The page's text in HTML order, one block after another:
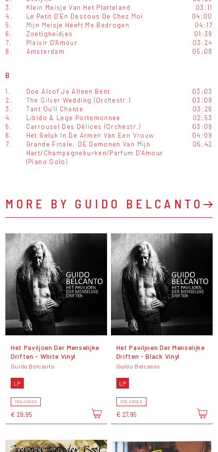
3.
Klein Meisje Van Het Platteland
03:11
4.
Le Petit D'En Dessous De Chez Moi
04:00
5.
Mijn Meisje Heeft Me Bedrogen
04:17
6.
Zoetigheidjes
01:39
7.
Plaisir D'Amour
03:24
8.
Amsterdam 05:08
B
1. Doe Alsof Je Alleen Bent
03:03
2.
The Silver Wedding (Orchestr.)
03:09
3.
Tant Qu'Il Chante
03:26
4.
Libido & Lege Portemonnee
02:53
5.
Carrousel Des Délices (Orchestr.)
03:09
6.
Het Geluk In De Armen Van Een Vrouw
04:09
7.
Grande Finale: DE Demonen Van Mijn
Hart/Champagnekurken/Parfum D'Amour
(Piano Solo)
05:42
MORE BY GUIDO BELCANTO
Het Paviljoen Der Menselijke
Driften - White Vinyl
Guido Belcanto
LP
PRE-ORDER
€ 29,95
Het Paviljoen Der Menselijke
Driften - Black Vinyl
Guido Belcanto
LP
PRE-ORDER
€ 27,95